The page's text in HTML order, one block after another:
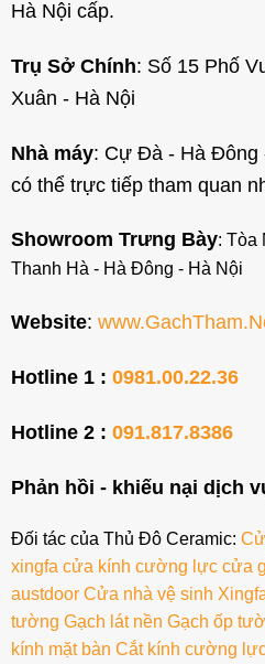
Hà Nội cấp.
Trụ Sở Chính: Số 15 Phố
Xuân - Hà Nội
Nhà máy: Cự Đà - Hà Đông
có thể trực tiếp tham quan
Showroom Trưng Bày: Tòa
Thanh Hà - Hà Đông - Hà Nội
Website:
Hotline 1 : 0981.00.22.36
Hotline 2 : 091.817.8386
Phản hồi - khiếu nại dịch
Đối tác của Thủ Đô Ceramic:
xingfa cửa kính cường lực cửa
austdoor Cửa nhà vệ sinh
tường Gạch lát nền Gạch ốp
kính mặt bàn Cắt kính cường